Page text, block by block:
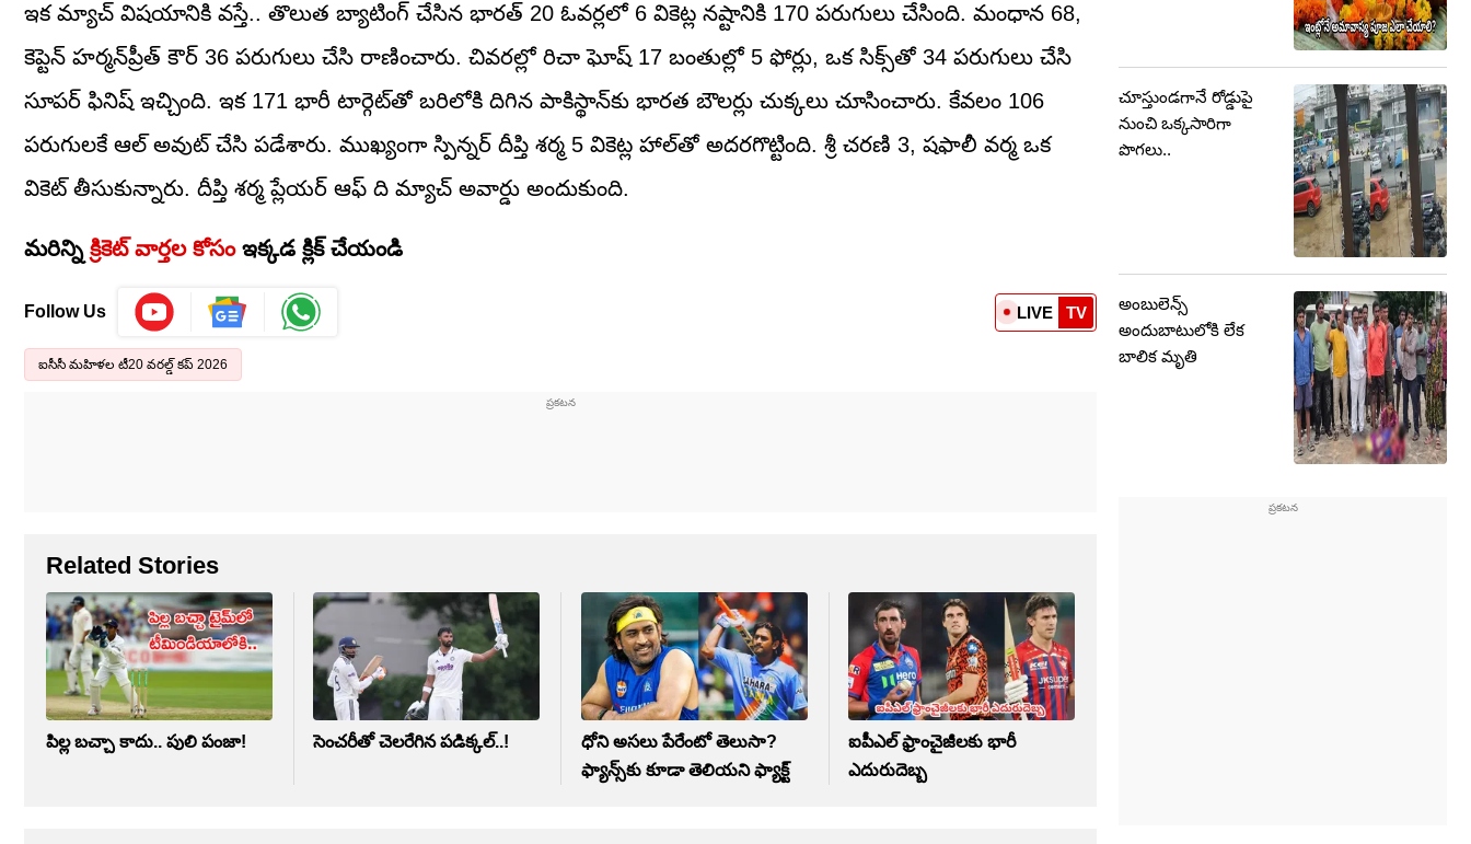
ఇక మ్యాచ్ విషయానికి వస్తే.. తొలుత బ్యాటింగ్ చేసిన భారత్ 20 ఓవర్లలో 6 వికెట్ల నష్టానికి 170 పరుగులు చేసింది. మంధాన 68,
కెప్టెన్ హర్మన్‌ప్రీత్ కౌర్ 36 పరుగులు చేసి రాణించారు. చివరల్లో రిచా ఘోష్ 17 బంతుల్లో 5 ఫోర్లు, ఒక సిక్స్‌తో 34 పరుగులు చేసి
సూపర్ ఫినిష్ ఇచ్చింది. ఇక 171 భారీ టార్గెట్‌తో బరిలోకి దిగిన పాకిస్థాన్‌కు భారత బౌలర్లు చుక్కలు చూసించారు. కేవలం 106
పరుగులకే ఆల్ అవుట్ చేసి పడేశారు. ముఖ్యంగా స్పిన్నర్ దీప్తి శర్మ 5 వికెట్ల హాల్‌తో అదరగొట్టింది. శ్రీ చరణి 3, షఫాలీ వర్మ ఒక
వికెట్ తీసుకున్నారు. దీప్తి శర్మ ప్లేయర్ ఆఫ్ ది మ్యాచ్ అవార్డు అందుకుంది.
మరిన్ని క్రికెట్ వార్తల కోసంఇక్కడ క్లిక్ చేయండి
Follow Us LIVE TV
ఐసీసీ మహిళల టీ20 వరల్డ్ కప్ 2026
Related Stories
పిల్ల బచ్చా కాదు.. పులి పంజా! సెంచరీతో చెలరేగిన పడిక్కల్..!
ధోని అసలు పేరేంటో తెలుసా?
ఫ్యాన్స్‌కు కూడా తెలియని ఫ్యాక్ట్
ఐపీఎల్ ఫ్రాంచైజీలకు భారీ
ఎదురుదెబ్బ
చూస్తుండగానే రోడ్డుపై
నుంచి ఒక్కసారిగా
పొగలు..
అంబులెన్స్
అందుబాటులోకి లేక
బాలిక మృతి